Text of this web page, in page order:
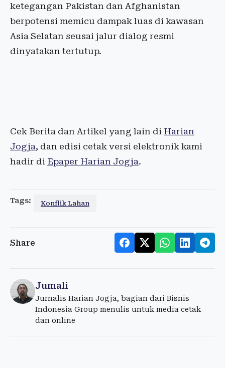
ketegangan Pakistan dan Afghanistan
berpotensi memicu dampak luas di kawasan
Asia Selatan seusai jalur dialog resmi
dinyatakan tertutup.
Cek Berita dan Artikel yang lain di Harian
Jogja, dan edisi cetak versi elektronik kami
hadir di Epaper Harian Jogja.
Tags: Konflik Lahan
Share
Jumali
Jurnalis Harian Jogja, bagian dari Bisnis
Indonesia Group menulis untuk media cetak
dan online